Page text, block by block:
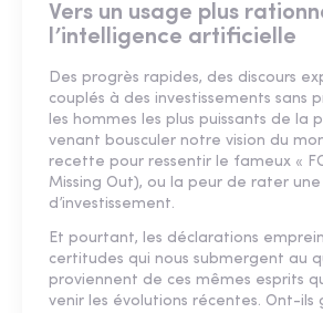
Vers un usage plus
l’intelligence artificielle
Des progrès rapides, des discours
couplés à des investissements sans
les hommes les plus puissants de la
venant bousculer notre vision du
recette pour ressentir le fameux «
Missing Out), ou la peur de rater
d’investissement.
Et pourtant, les déclarations
certitudes qui nous submergent au
proviennent de ces mêmes esprits
venir les évolutions récentes. Ont-ils